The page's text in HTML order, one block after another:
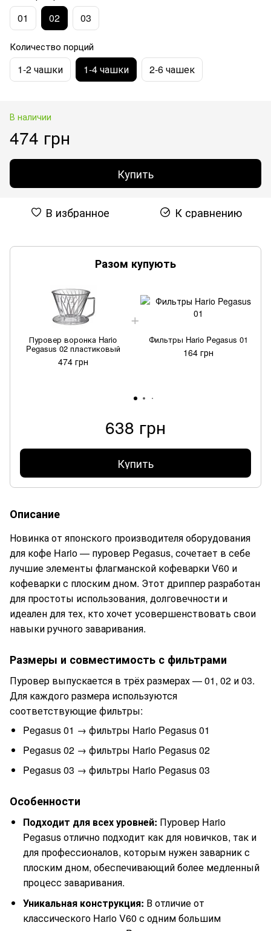
01 02 03
Количество порций
1-2 чашки 1-4 чашки 2-6 чашек
В наличии
474 грн
Купить
В избранное К сравнению
Разом купують
Пуровер воронка Hario
Pegasus 02 пластиковый
474 грн
Фильтры Hario Pegasus 01
164 грн
638 грн
Купить
Описание
Новинка от японского производителя оборудования
для кофе Hario — пуровер Pegasus, сочетает в себе
лучшие элементы флагманской кофеварки V60 и
кофеварки с плоским дном. Этот дриппер разработан
для простоты использования, долговечности и
идеален для тех, кто хочет усовершенствовать свои
навыки ручного заваривания.
Размеры и совместимость с фильтрами
Пуровер выпускается в трёх размерах — 01, 02 и 03.
Для каждого размера используются
соответствующие фильтры:
Pegasus 01 → фильтры Hario Pegasus 01
Pegasus 02 → фильтры Hario Pegasus 02
Pegasus 03 → фильтры Hario Pegasus 03
Особенности
Подходит для всех уровней: Пуровер Hario
Pegasus отлично подходит как для новичков, так и
для профессионалов, которым нужен заварник с
плоским дном, обеспечивающий более медленный
процесс заваривания.
Уникальная конструкция: В отличие от
классического Hario V60 с одним большим